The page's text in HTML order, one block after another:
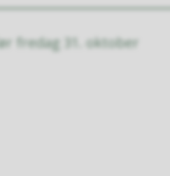
fredag 31. oktober